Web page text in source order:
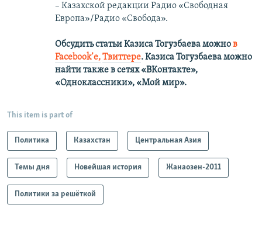
– Казахской редакции Радио «Свободная
Европа»/Радио «Свобода».
Обсудить статьи Казиса Тогузбаева можнов
Facebook’е,Твиттере.Казиса Тогузбаева можно
найти также в сетях«ВКонтакте»,
«Одноклассники», «Мой мир».
This item is part of
Политика Казахстан Центральная Азия
Темы дня Новейшая история Жанаозен-2011
Политики за решёткой